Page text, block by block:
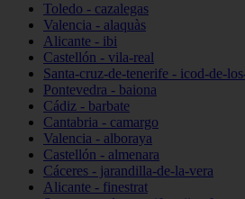
Toledo - cazalegas
Valencia - alaquàs
Alicante - ibi
Castellón - vila-real
Santa-cruz-de-tenerife - icod-de-
Pontevedra - baiona
Cádiz - barbate
Cantabria - camargo
Valencia - alboraya
Castellón - almenara
Cáceres - jarandilla-de-la-vera
Alicante - finestrat